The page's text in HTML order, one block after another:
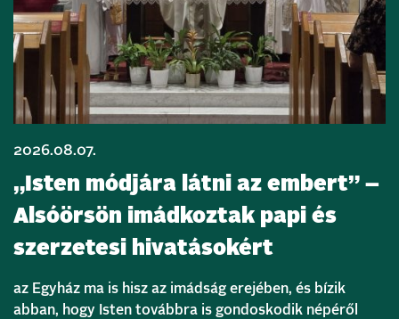
2026.08.07.
„Isten módjára látni az embert” –
Alsóörsön imádkoztak papi és
szerzetesi hivatásokért
az Egyház ma is hisz az imádság erejében, és bízik
abban, hogy Isten továbbra is gondoskodik népéről